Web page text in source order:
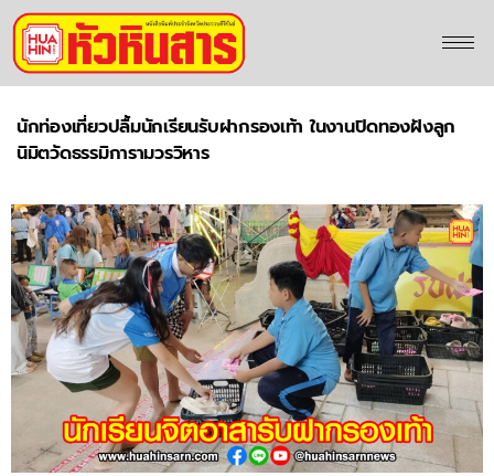
นักท่องเที่ยวปลื้มนักเรียนรับฝากรองเท้า ในงานปิดทองฝังลูก
นิมิตวัดธรรมิการามวรวิหาร